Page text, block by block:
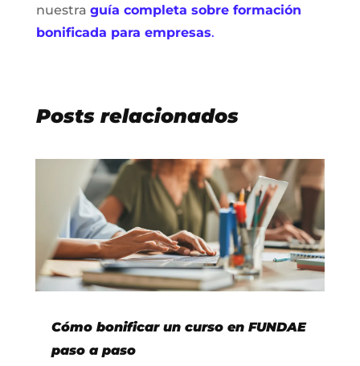
nuestra guía completa sobre formación
bonificada para empresas.
Posts relacionados
Cómo bonificar un curso en FUNDAE
paso a paso